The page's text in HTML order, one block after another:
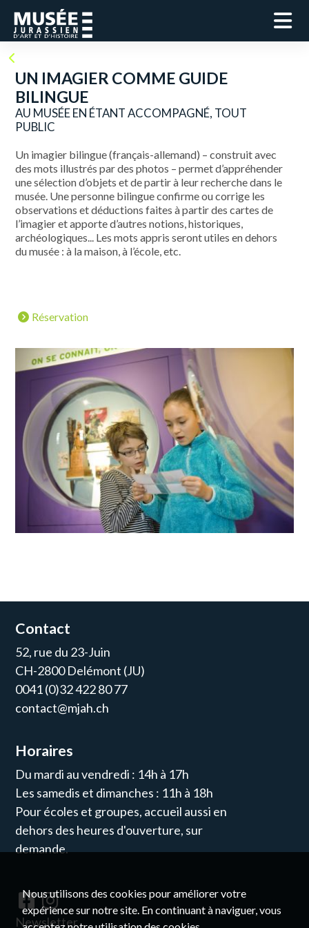
UN IMAGIER COMME GUIDE
BILINGUE
AU MUSÉE EN ÉTANT ACCOMPAGNÉ, TOUT
PUBLIC
Un imagier bilingue (français-allemand) – construit avec
des mots illustrés par des photos – permet d’appréhender
une sélection d’objets et de partir à leur recherche dans le
musée. Une personne bilingue confirme ou corrige les
observations et déductions faites à partir des cartes de
l’imagier et apporte d’autres notions, historiques,
archéologiques... Les mots appris seront utiles en dehors
du musée : à la maison, à l’école, etc.
Réservation
Contact
52, rue du 23-Juin
CH-2800 Delémont (JU)
0041 (0)32 422 80 77
contact@mjah.ch
Horaires
Du mardi au vendredi : 14h à 17h
Les samedis et dimanches : 11h à 18h
Pour écoles et groupes, accueil aussi en
dehors des heures d'ouverture, sur
demande.
Newsletter
Nous utilisons des cookies pour améliorer votre
expérience sur notre site. En continuant à naviguer, vous